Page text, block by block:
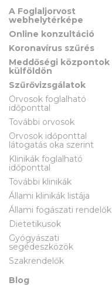
A Foglaljorvost
webhelytérképe
Online konzultáció
Koronavírus szűrés
Meddőségi központok
külföldön
Szűrővizsgálatok
Orvosok foglalható
időponttal
További orvosok
Orvosok időponttal
látogatás oka szerint
Klinikák foglalható
időponttal
További klinikák
Állami klinikák listája
Állami fogászati rendelők
Dietetikusok
Gyógyászati
segédeszközök
Szakrendelők
Blog